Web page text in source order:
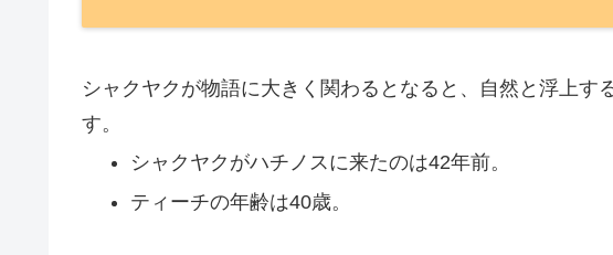
シャクヤクが物語に大きく関わるとなると、自然と浮上す
す。
シャクヤクがハチノスに来たのは42年前。
ティーチの年齢は40歳。